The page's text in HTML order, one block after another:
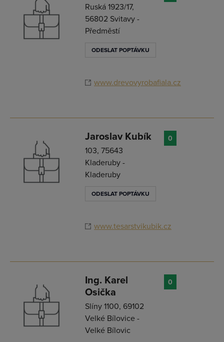
Ruská 1923/17,
56802 Svitavy -
Předměstí
ODESLAT POPTÁVKU
www.drevovyrobafiala.cz
Jaroslav Kubík
103, 75643
Kladeruby -
Kladeruby
ODESLAT POPTÁVKU
www.tesarstvikubik.cz
0
Ing. Karel
Osička
Slíny 1100, 69102
Velké Bílovice -
Velké Bílovic
0